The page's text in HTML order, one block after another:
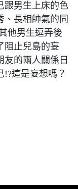
跟男生上床的色
、長相帥氣的同
他男生逗弄後
止兒島的妄
友的兩人關係日
這是妄想嗎？